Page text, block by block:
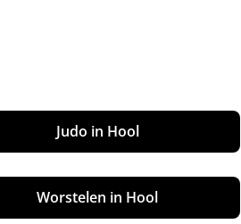
Judo in Hool
Worstelen in Hool